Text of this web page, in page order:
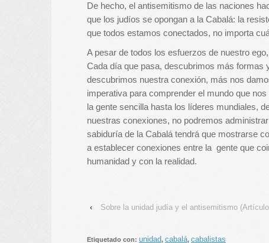
De hecho, el antisemitismo de las naciones
que los judíos se opongan a la Cabalá: la
que todos estamos conectados, no importa
A pesar de todos los esfuerzos de nuestro
Cada día que pasa, descubrimos más
descubrimos nuestra conexión, más nos
imperativa para comprender el mundo que
la gente sencilla hasta los líderes mundiales,
nuestras conexiones, no podremos
sabiduría de la Cabalá tendrá que mostrarse
a establecer conexiones entre la gente que
humanidad y con la realidad.
‹
Sobre la unidad judía y el antisemitismo
Etiquetado con: unidad, cabalá, cabalistas